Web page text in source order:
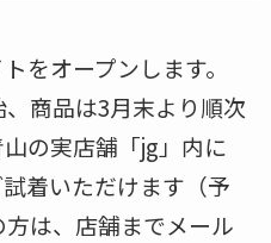
をオープンします。
商品は3月末より順次
の実店舗「jg」内に
着いただけます（予
は、店舗までメール